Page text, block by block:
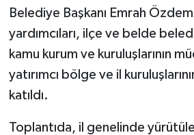
Belediye Başkanı Emrah
yardımcıları, ilçe ve belde
kamu kurum ve kuruluşlarının
yatırımcı bölge ve il
katıldı.
Toplantıda, il genelinde